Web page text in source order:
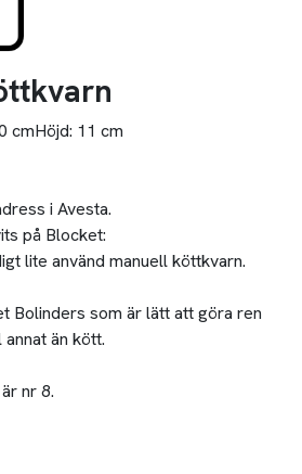
cmHöjd: 11 cm
i Avesta.
på Blocket:
lite använd manuell köttkvarn.
Bolinders som är lätt att göra ren
än kött.
nr 8.